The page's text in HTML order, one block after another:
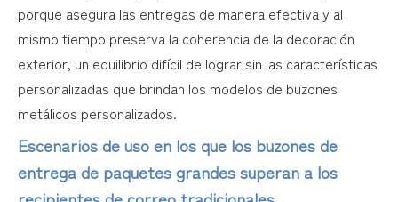
porque asegura las entregas de manera efectiva y al
mismo tiempo preserva la coherencia de la decoración
exterior, un equilibrio difícil de lograr sin las características
personalizadas que brindan los modelos de buzones
metálicos personalizados.
Escenarios de uso en los que los buzones de
entrega de paquetes grandes superan a los